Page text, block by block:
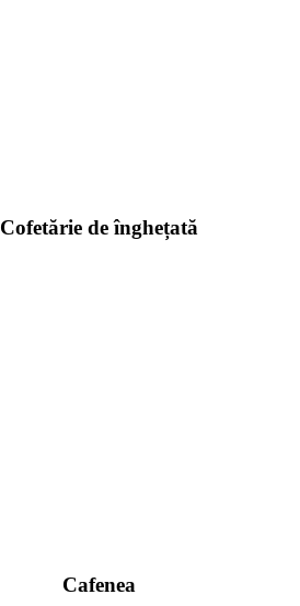
Cofetărie de înghețată
Cafenea